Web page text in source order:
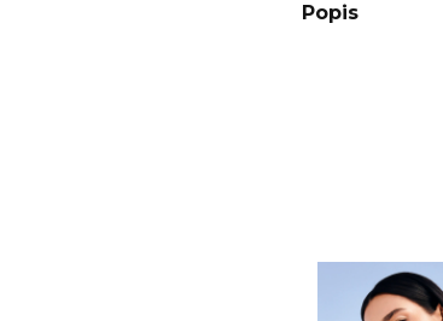
Popis